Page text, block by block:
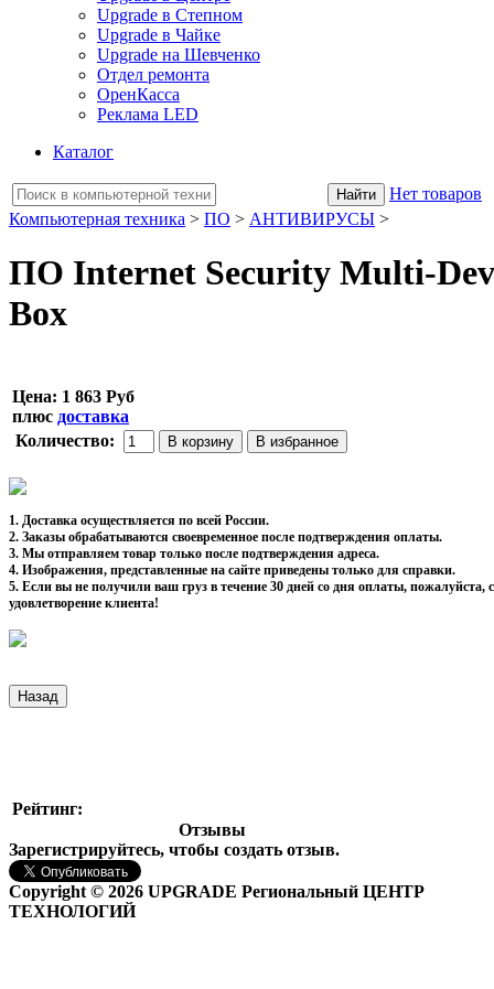
Upgrade в Степном
Upgrade в Чайке
Upgrade на Шевченко
Отдел ремонта
ОренКасса
Реклама LED
Каталог
Нет товаров
Компьютерная техника > ПО > АНТИВИРУСЫ >
ПО Internet Security Multi-
Box
Цена: 1 863 Руб
плюс доставка
Количество:
1. Доставка осуществляется по всей России.
2. Заказы обрабатываются своевременное после подтверждения оплаты.
3. Мы отправляем товар только после подтверждения адреса.
4. Изображения, представленные на сайте приведены только для справки.
5. Если вы не получили ваш груз в течение 30 дней со дня оплаты,
удовлетворение клиента!
Рейтинг:
Отзывы
Зарегистрируйтесь, чтобы создать отзыв.
Copyright © 2026 UPGRADE Региональный ЦЕНТР
ТЕХНОЛОГИЙ